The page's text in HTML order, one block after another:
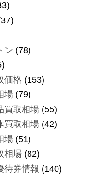
ン (78)
価格 (153)
場(79)
買取相場(55)
買取相場(42)
場(51)
相場(82)
待券情報 (140)